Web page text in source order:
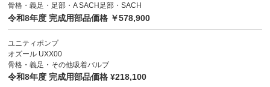
骨格・義足・足部・A SACH足部・SACH
令和8年度 完成用部品価格 ￥578,900
ユニティポンプ
オズール UXX00
骨格・義足・その他吸着バルブ
令和8年度 完成用部品価格 ¥218,100